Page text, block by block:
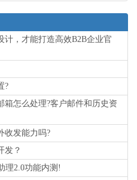
计，才能打造高效B2B企业官
?
箱怎么处理?客户邮件和历史资
收发能力吗?
发？
理2.0功能内测!